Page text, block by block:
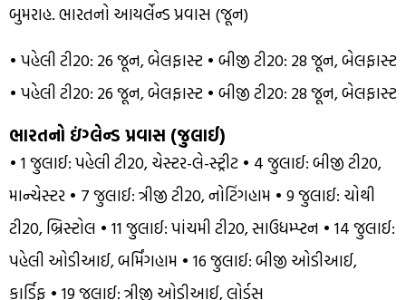
બુમરાહ. ભારતનો આયર્લેન્ડ પ્રવાસ (જૂન)
• પહેલી ટી20: 26 જૂન, બેલફાસ્ટ • બીજી ટી20: 28 જૂન, બેલફાસ્ટ
• પહેલી ટી20: 26 જૂન, બેલફાસ્ટ • બીજી ટી20: 28 જૂન, બેલફાસ્ટ
ભારતનો ઇંગ્લેન્ડ પ્રવાસ (જુલાઈ)
• 1 જુલાઈ: પહેલી ટી20, ચેસ્ટર-લે-સ્ટ્રીટ • 4 જુલાઈ: બીજી ટી20,
માન્ચેસ્ટર • 7 જુલાઈ: ત્રીજી ટી20, નોટિંગહામ • 9 જુલાઈ: ચોથી
ટી20, બ્રિસ્ટોલ • 11 જુલાઈ: પાંચમી ટી20, સાઉધમ્પ્ટન • 14 જુલાઈ:
પહેલી ઓડીઆઈ, બર્મિંગહામ • 16 જુલાઈ: બીજી ઓડીઆઈ,
કાર્ડિફ • 19 જુલાઈ: ત્રીજી ઓડીઆઈ, લોર્ડ્સ